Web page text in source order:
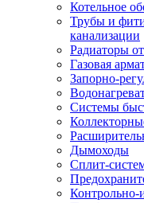
Котельное
Трубы и
канализации
Радиаторы
Газовая
Запорно-
Системы
Дымоходы
Сплит-
Контрольно-